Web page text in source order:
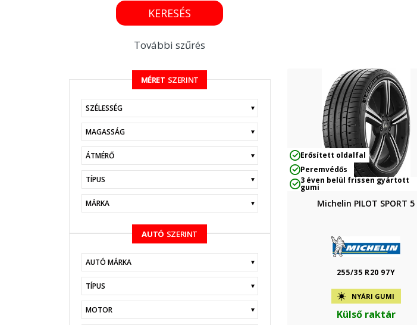
KERESÉS
További szűrés
MÉRET SZERINT
KERESÉS
AUTÓ SZERINT
Erősített oldalfal
Peremvédős
3 éven belül frissen gyártott
gumi
Michelin PILOT SPORT 5
255/35 R20 97Y
NYÁRI GUMI
Külső raktár